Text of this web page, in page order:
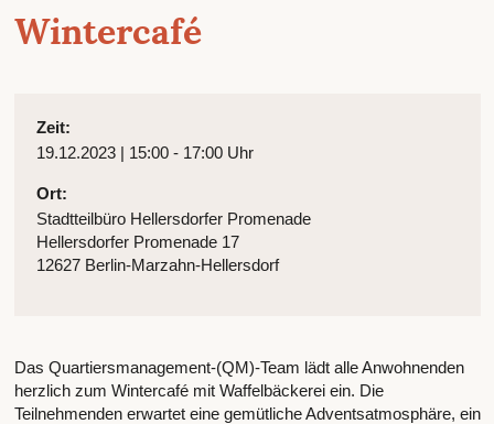
Wintercafé
Zeit:
19.12.2023 | 15:00 - 17:00 Uhr
Ort:
Stadtteilbüro Hellersdorfer Promenade
Hellersdorfer Promenade 17
12627 Berlin-Marzahn-Hellersdorf
Das Quartiersmanagement-(QM)-Team lädt alle Anwohnenden
herzlich zum Wintercafé mit Waffelbäckerei ein. Die
Teilnehmenden erwartet eine gemütliche Adventsatmosphäre, ein